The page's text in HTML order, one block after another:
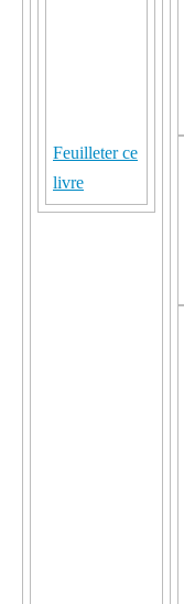
Feuilleter ce
livre